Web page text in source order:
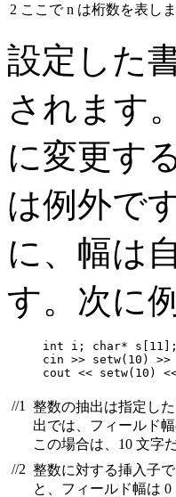
2 ここで n は桁数を表しま
設定した
されます
に変更す
は例外で
に、幅は
す。次に
int i; char* s[11];
cin >>
cout <<
//1
整数の抽出は指定し
出では、フィールド
この場合は、10 文字
//2 整数に対する挿入子
と、フィールド幅は